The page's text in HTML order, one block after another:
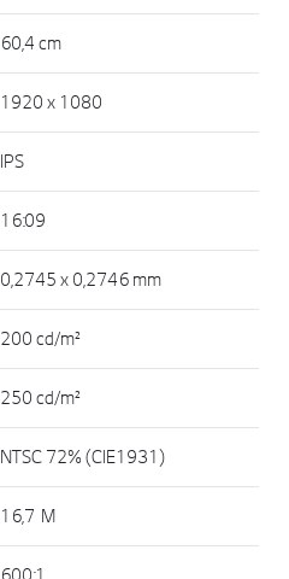
60,4 cm
1920 x 1080
IPS
16:09
0,2745 x 0,2746 mm
200 cd/m²
250 cd/m²
NTSC 72% (CIE1931)
16,7 M